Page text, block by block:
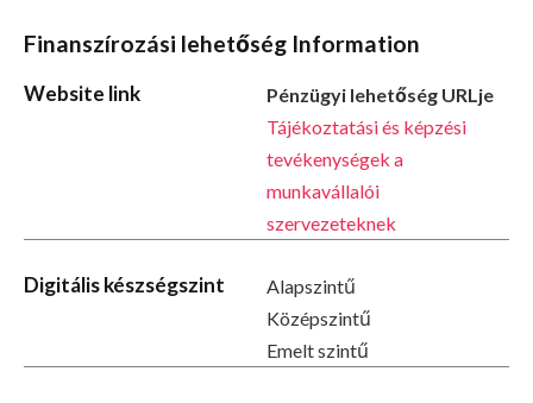
Finanszírozási lehetőség Information
Website link
Pénzügyi lehetőség URLje
Tájékoztatási és képzési
tevékenységek a
munkavállalói
szervezeteknek
Digitális készségszint
Alapszintű
Középszintű
Emelt szintű